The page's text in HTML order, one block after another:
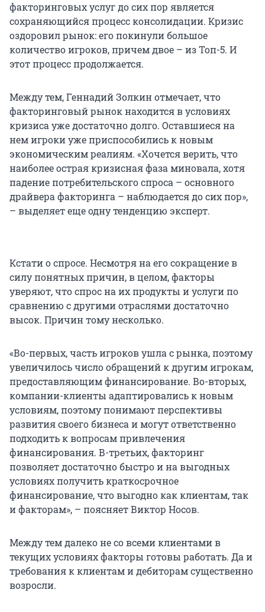
факторинговых услуг до сих пор является
сохраняющийся процесс консолидации. Кризис
оздоровил рынок: его покинули большое
количество игроков, причем двое – из Топ-5. И
этот процесс продолжается.
Между тем, Геннадий Золкин отмечает, что
факторинговый рынок находится в условиях
кризиса уже достаточно долго. Оставшиеся на
нем игроки уже приспособились к новым
экономическим реалиям. «Хочется верить, что
наиболее острая кризисная фаза миновала, хотя
падение потребительского спроса – основного
драйвера факторинга – наблюдается до сих пор»,
– выделяет еще одну тенденцию эксперт.
Кстати о спросе. Несмотря на его сокращение в
силу понятных причин, в целом, факторы
уверяют, что спрос на их продукты и услуги по
сравнению с другими отраслями достаточно
высок. Причин тому несколько.
«Во-первых, часть игроков ушла с рынка, поэтому
увеличилось число обращений к другим игрокам,
предоставляющим финансирование. Во-вторых,
компании-клиенты адаптировались к новым
условиям, поэтому понимают перспективы
развития своего бизнеса и могут ответственно
подходить к вопросам привлечения
финансирования. В-третьих, факторинг
позволяет достаточно быстро и на выгодных
условиях получить краткосрочное
финансирование, что выгодно как клиентам, так
и факторам», – поясняет Виктор Носов.
Между тем далеко не со всеми клиентами в
текущих условиях факторы готовы работать. Да и
требования к клиентам и дебиторам существенно
возросли.